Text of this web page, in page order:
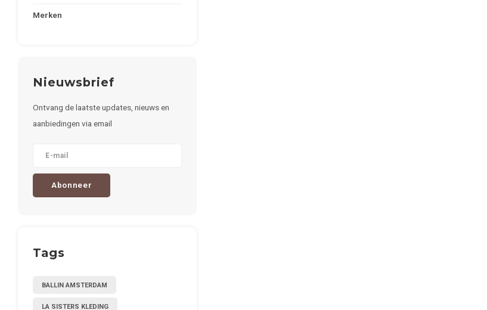
Merken
Nieuwsbrief
Ontvang de laatste updates, nieuws en
aanbiedingen via email
Abonneer
Tags
BALLIN AMSTERDAM
LA SISTERS KLEDING